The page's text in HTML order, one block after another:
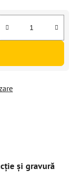
și gravură